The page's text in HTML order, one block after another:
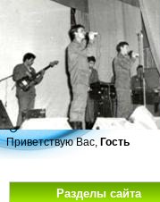
Приветствую Вас, Гость
Разделы сайта